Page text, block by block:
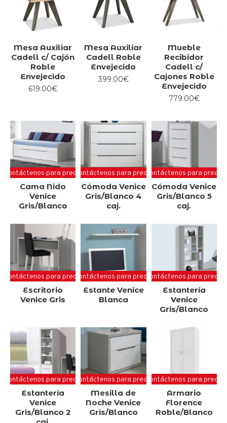
para resaltar tu dormitorio.
Mesa Auxiliar
Cadell c/ Cajón
Roble
Envejecido
619.00€
Mesa Auxiliar
Cadell Roble
Envejecido
399.00€
Mueble
Recibidor
Cadell c/
Cajones Roble
Envejecido
779.00€
Contáctenos para precio
Cama Nido
Venice
Gris/Blanco
Contáctenos para precio
Cómoda Venice
Gris/Blanco 4
caj.
Contáctenos para precio
Cómoda Venice
Gris/Blanco 5
caj.
Contáctenos para precio
Escritorio
Venice Gris
Contáctenos para precio
Estante Venice
Blanca
Contáctenos para precio
Estantería
Venice
Gris/Blanco
Contáctenos para precio
Estantería
Venice
Gris/Blanco 2
Contáctenos para precio
Mesilla de
Noche Venice
Gris/Blanco
Contáctenos para precio
Armario
Florence
Roble/Blanco